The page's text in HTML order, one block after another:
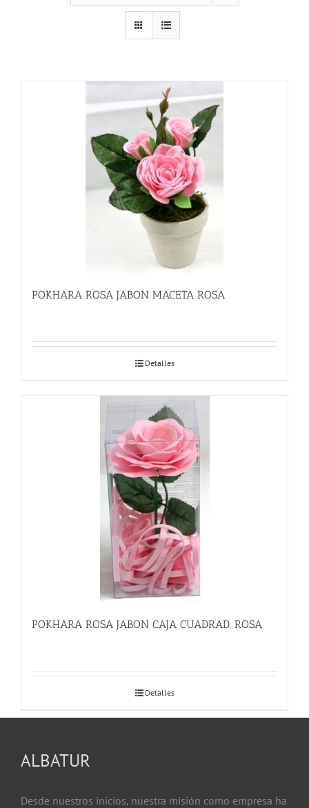
POKHARA ROSA JABON MACETA ROSA
Detalles
POKHARA ROSA JABON CAJA CUADRAD. ROSA
Detalles
ALBATUR
Desde nuestros inicios, nuestra misión como empresa ha